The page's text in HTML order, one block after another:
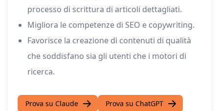
processo di scrittura di articoli dettagliati.
Migliora le competenze di SEO e copywriting.
Favorisce la creazione di contenuti di qualità
che soddisfano sia gli utenti che i motori di
ricerca.
Prova su Claude Prova su ChatGPT